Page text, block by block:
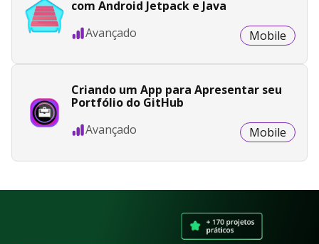
com Android Jetpack e Java
Avançado
Mobile
Criando um App para Apresentar seu
Portfólio do GitHub
Avançado
Mobile